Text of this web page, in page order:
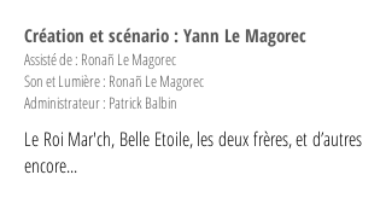
Création et scénario : Yann Le Magorec
Assisté de : Ronañ Le Magorec
Son et Lumière : Ronañ Le Magorec
Administrateur : Patrick Balbin
Le Roi Mar'ch, Belle Etoile, les deux frères, et d’autres
encore...